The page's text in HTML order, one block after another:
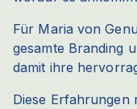
Für Maria von
gesamte Branding
damit ihre
Diese Erfahrungen